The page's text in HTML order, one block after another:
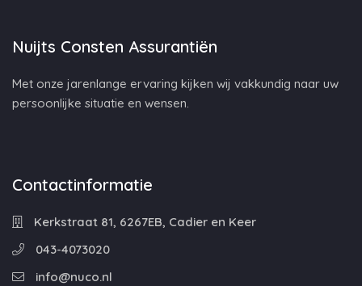
Nuijts Consten Assurantiën
Met onze jarenlange ervaring kijken wij vakkundig naar uw
persoonlijke situatie en wensen.
Contactinformatie
Kerkstraat 81, 6267EB, Cadier en Keer
043-4073020
info@nuco.nl